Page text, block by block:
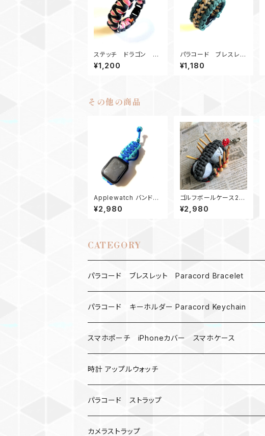
ステッチ ドラゴン パ
ラコードブレスレット_B
P
¥1,200
パラコード ブレスレッ
ト_CaymanBack_GK
¥1,180
その他の商品
Applewatch バンド
アップルウォッチ バンド
44_KC_青ターコイズブ
¥2,980
ゴルフボールケース2
ティーホルダー GR2
¥2,980
CATEGORY
パラコード ブレスレット Paracord Bracelet
MAD MAX
バックル
バックル無し
シャックル
数珠
パラコード キーホルダー Paracord Keychain
ハロウィン
コンパス
ベルトループ
クボタン
スマホポーチ iPhoneカバー スマホケース
楽天ミニ ケース
iPhone
時計 アップルウォッチ
カナビラウォッチ
腕時計
パラコード ストラップ
サバイバルツール
カメラストラップ